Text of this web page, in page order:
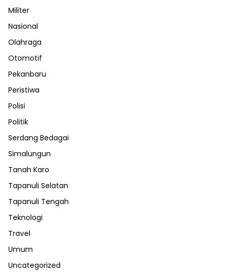
Militer
Nasional
Olahraga
Otomotif
Pekanbaru
Peristiwa
Polisi
Politik
Serdang Bedagai
Simalungun
Tanah Karo
Tapanuli Selatan
Tapanuli Tengah
Teknologi
Travel
Umum
Uncategorized